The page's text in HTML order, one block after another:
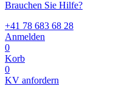
Brauchen Sie Hilfe?
+41 78 683 68 28
Anmelden
0
Korb
0
KV anfordern